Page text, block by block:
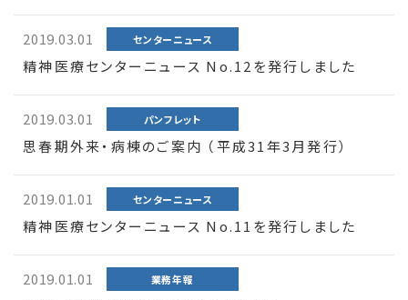
2019.03.01 センターニュース
精神医療センターニュース No.12を発行しました
2019.03.01 パンフレット
思春期外来・病棟のご案内 （平成31年3月発行）
2019.01.01 センターニュース
精神医療センターニュース No.11を発行しました
2019.01.01 業務年報